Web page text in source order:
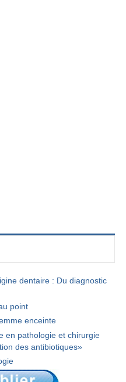
dentaire : Du diagnostic
point
enceinte
en pathologie et chirurgie
des antibiotiques»